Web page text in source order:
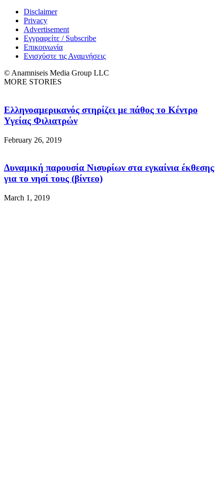
Disclaimer
Privacy
Advertisement
Εγγραφείτε / Subscribe
Επικοινωνία
Ενισχύστε τις Αναμνήσεις
© Anamniseis Media Group LLC
MORE STORIES
Ελληνοαμερικανός στηρίζει με πάθος το Κέντρο
Υγείας Φιλιατρών
February 26, 2019
Δυναμική παρουσία Νισυρίων στα εγκαίνια έκθεσης
για το νησί τους (βίντεο)
March 1, 2019